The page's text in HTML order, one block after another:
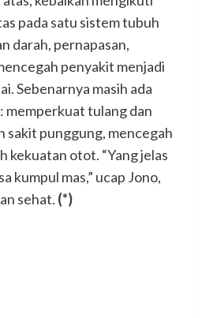
pada satu sistem tubuh
darah, pernapasan,
penyakit menjadi
Sebenarnya masih ada
memperkuat tulang dan
sakit punggung, mencegah
kekuatan otot. “Yang jelas
kumpul mas,” ucap Jono,
sehat. (*)